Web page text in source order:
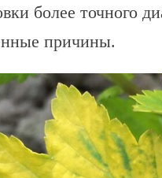
более точного
причины.